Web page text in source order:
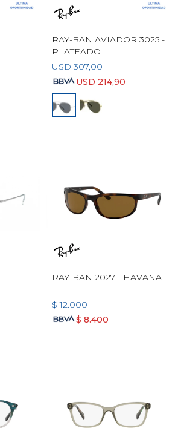
RAY-BAN AVIADOR 3025 -
PLATEADO
USD 307,00
USD 214,90
RAY-BAN 2027 - HAVANA
$ 12.000
$ 8.400